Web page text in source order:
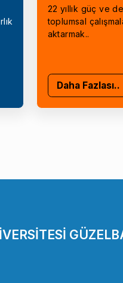
22 yıllık güç ve
toplumsal
aktarmak..
Daha Fazlası..